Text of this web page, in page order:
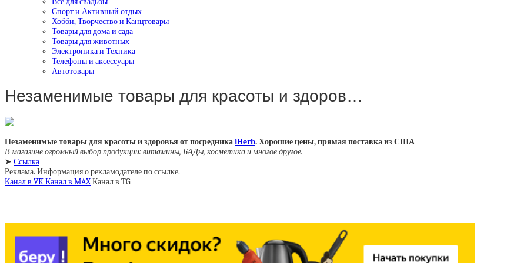
Спорт и Активный отдых
Хобби, Творчество и Канцтовары
Товары для дома и сада
Товары для животных
Электроника и Техника
Телефоны и аксессуары
Автотовары
Незаменимые товары для красоты и здоров…
Незаменимые товары для красоты и здоровья от посредникаiHerb. Хорошие цены, прямая поставка из США
В магазине огромный выбор продукции: витамины, БАДы, косметика и многое другое.
➤ Ссылка
Реклама. Информация о рекламодателе по ссылке.
Канал в VKКанал в MAXКанал в TG